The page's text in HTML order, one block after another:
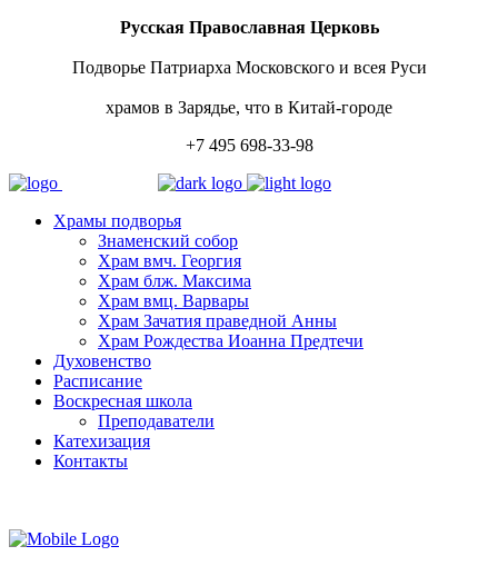
Русская Православная Церковь
Подворье Патриарха Московского и всея Руси
храмов в Зарядье, что в Китай-городе
+7 495 698-33-98
Храмы подворья
Знаменский собор
Храм вмч. Георгия
Храм блж. Максима
Храм вмц. Варвары
Храм Зачатия праведной Анны
Храм Рождества Иоанна Предтечи
Духовенство
Расписание
Воскресная школа
Преподаватели
Катехизация
Контакты